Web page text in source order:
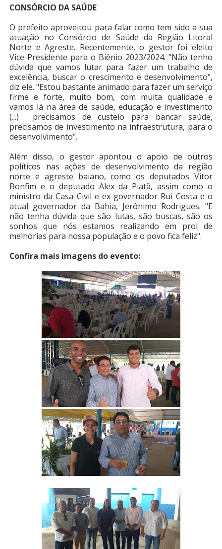
CONSÓRCIO DA SAÚDE
O prefeito aproveitou para falar como tem sido a sua
atuação no Consórcio de Saúde da Região Litoral
Norte e Agreste. Recentemente, o gestor foi eleito
Vice-Presidente para o Biênio 2023/2024. "Não tenho
dúvida que vamos lutar para fazer um trabalho de
excelência, buscar o crescimento e desenvolvimento",
diz ele. "Estou bastante animado para fazer um serviço
firme e forte, muito bom, com muita qualidade e
vamos lá na área de saúde, educação e investimento
(...) precisamos de custeio para bancar saúde,
precisamos de investimento na infraestrutura, para o
desenvolvimento".
Além disso, o gestor apontou o apoio de outros
políticos nas ações de desenvolvimento da região
norte e agreste baiano, como os deputados Vitor
Bonfim e o deputado Alex da Piatã, assim como o
ministro da Casa Civil e ex-governador Rui Costa e o
atual governador da Bahia, Jerônimo Rodrigues. "E
não tenha dúvida que são lutas, são buscas, são os
sonhos que nós estamos realizando em prol de
melhorias para nossa população e o povo fica feliz".
Confira mais imagens do evento: